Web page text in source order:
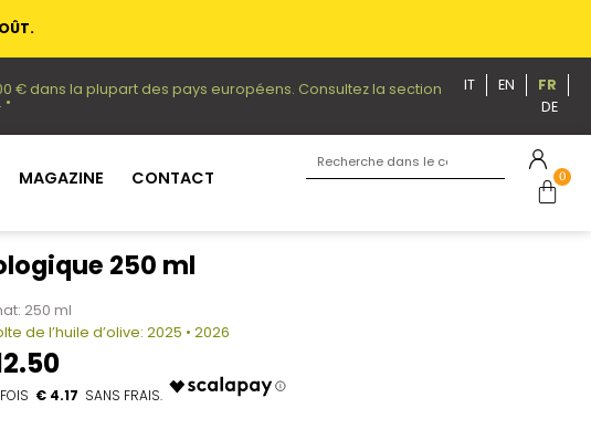
€ dans la plupart des pays européens. Consultez la section IT EN
FR
DE
MAGAZINE CONTACT 0
250 ml
250 ml
de l’huile d’olive: 2025 • 2026
€ 4.17